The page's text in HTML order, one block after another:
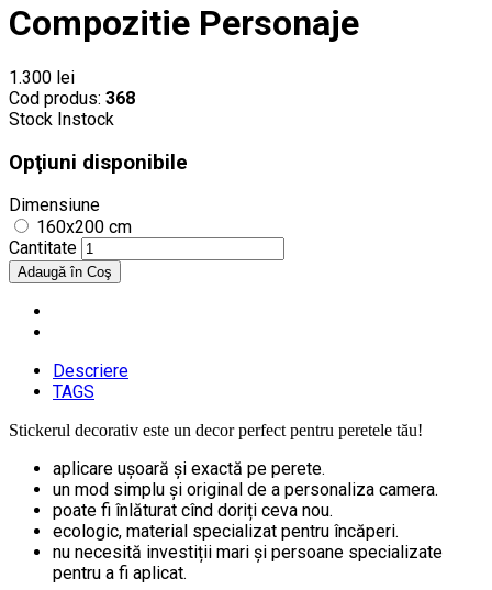
Compozitie Personaje
1.300 lei
Cod produs: 368
Stock Instock
Opţiuni disponibile
Dimensiune
160x200 cm
Cantitate
Descriere
TAGS
Stickerul decorativ este un decor perfect pentru peretele tău!
aplicare ușoară și exactă pe perete.
un mod simplu și original de a personaliza camera.
poate fi înlăturat cînd doriți ceva nou.
ecologic, material specializat pentru încăperi.
nu necesită investiții mari și persoane specializate
pentru a fi aplicat.